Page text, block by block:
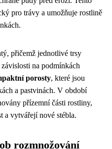
pro trávy a umožňuje rostlině
přičemž jednotlivé trsy
na podmínkách
porosty, které jsou
a pastvinách. V období
přízemní části rostliny,
a vytvářejí nové stébla.
rozmnožování